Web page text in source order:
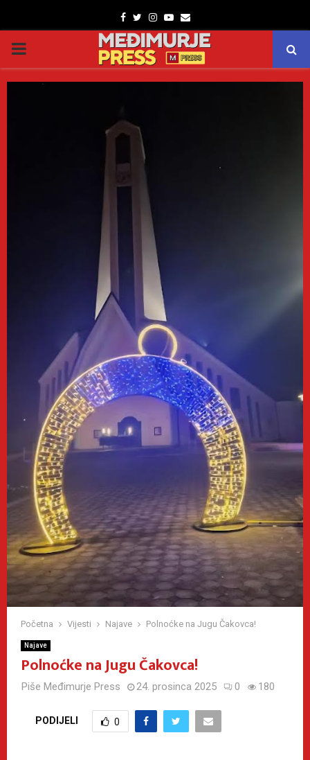
Facebook
TwitterInstagram
Youtube
Email
PRIMARY
MENU
Početna Vijesti Najave Polnoćke na Jugu Čakovca!
Najave
Polnoćke na Jugu Čakovca!
Piše Međimurje Press 24. prosinca 2025 0 180
PODIJELI 0